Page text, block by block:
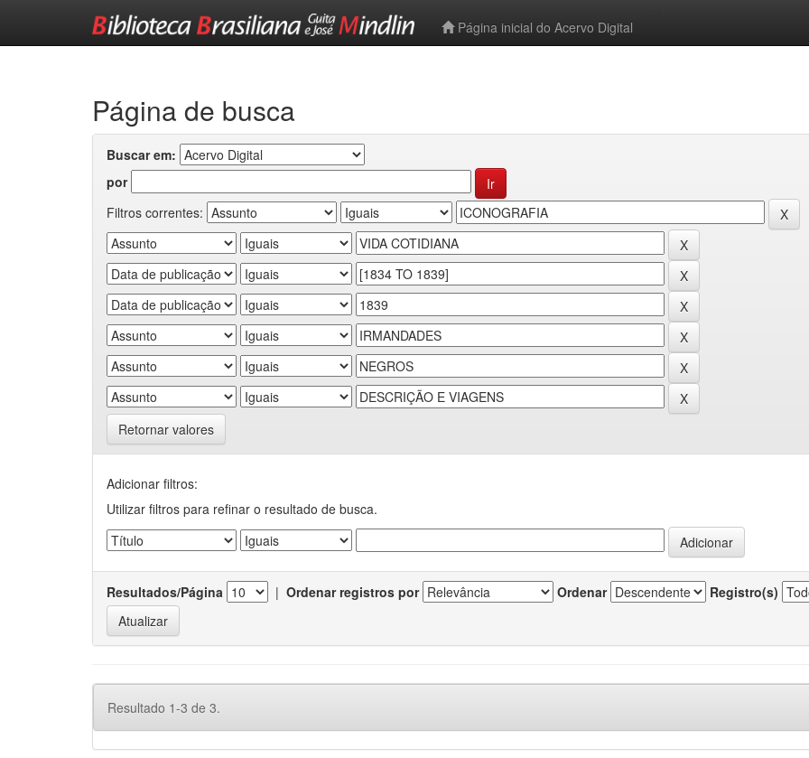
Página inicial do Acervo Digital
Página de busca
Buscar em:
por
Filtros correntes:
Retornar valores
Adicionar filtros:
Utilizar filtros para refinar o resultado de busca.
Resultados/Página | Ordenar registros por Ordenar Registro(s)
Resultado 1-3 de 3.